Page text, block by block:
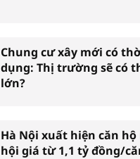
Chung cư xây mới có
dụng: Thị trường sẽ có
lớn?
Hà Nội xuất hiện căn hộ
hội giá từ 1,1 tỷ đồng/